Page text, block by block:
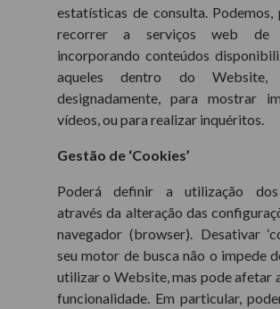
estatísticas de consulta. Podemos,
recorrer a serviços web de
incorporando conteúdos
aqueles dentro do Website,
designadamente, para mostrar
vídeos, ou para realizar inquéritos.
Gestão de ‘Cookies’
Poderá definir a utilização dos
através da alteração das
navegador (browser). Desativar
seu motor de busca não o impede
utilizar o Website, mas pode afetar
funcionalidade. Em particular,